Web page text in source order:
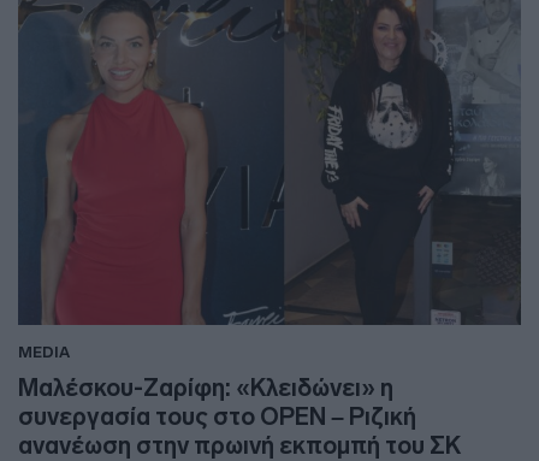
MEDIA
Μαλέσκου-Ζαρίφη: «Κλειδώνει» η
συνεργασία τους στο OPEN – Ριζική
ανανέωση στην πρωινή εκπομπή του ΣΚ